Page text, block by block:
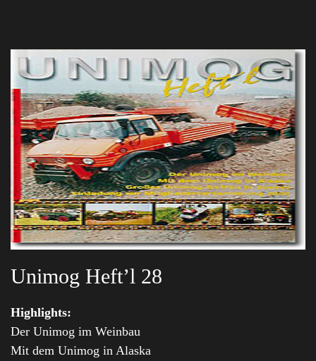
Unimog Heft’l 28
Highlights:
Der Unimog im Weinbau
Mit dem Unimog in Alaska